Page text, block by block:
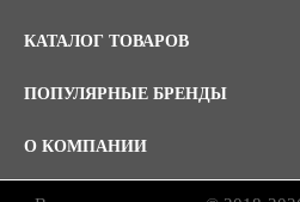
КАТАЛОГ ТОВАРОВ
ПОПУЛЯРНЫЕ БРЕНДЫ
О КОМПАНИИ